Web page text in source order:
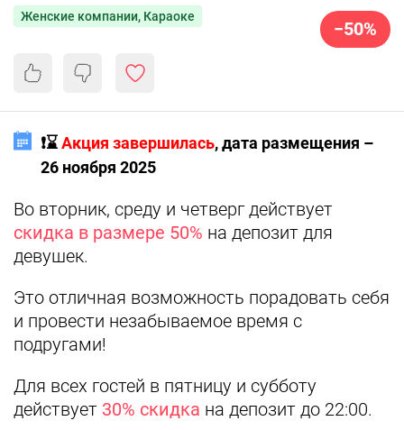
Женские компании, Караоке
−50%
❗️⌛️Акция завершилась, дата размещения –
26 ноября 2025
Во вторник, среду и четверг действует
скидка в размере 50% на депозит для
девушек.
Это отличная возможность порадовать себя
и провести незабываемое время с
подругами!
Для всех гостей в пятницу и субботу
действует 30% скидка на депозит до 22:00.